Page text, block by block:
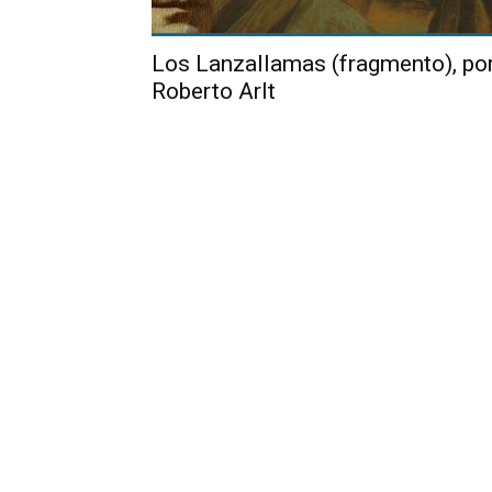
Los Lanzallamas (fragmento),
Roberto Arlt